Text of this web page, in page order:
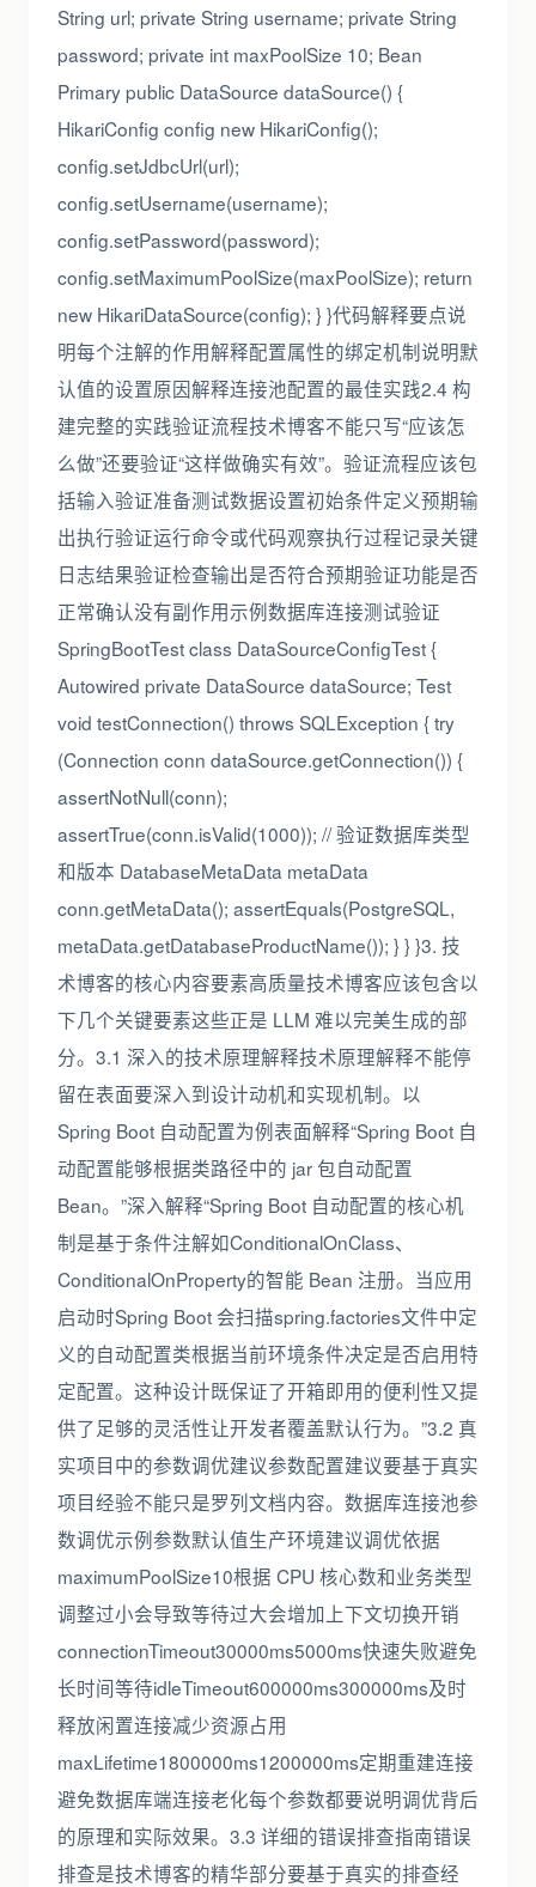
String url; private String username; private String
password; private int maxPoolSize 10; Bean
Primary public DataSource dataSource() {
HikariConfig config new HikariConfig();
config.setJdbcUrl(url);
config.setUsername(username);
config.setPassword(password);
config.setMaximumPoolSize(maxPoolSize); return
new HikariDataSource(config); } }代码解释要点说
明每个注解的作用解释配置属性的绑定机制说明默
认值的设置原因解释连接池配置的最佳实践2.4 构
建完整的实践验证流程技术博客不能只写“应该怎
么做”还要验证“这样做确实有效”。验证流程应该包
括输入验证准备测试数据设置初始条件定义预期输
出执行验证运行命令或代码观察执行过程记录关键
日志结果验证检查输出是否符合预期验证功能是否
正常确认没有副作用示例数据库连接测试验证
SpringBootTest class DataSourceConfigTest {
Autowired private DataSource dataSource; Test
void testConnection() throws SQLException { try
(Connection conn dataSource.getConnection()) {
assertNotNull(conn);
assertTrue(conn.isValid(1000)); // 验证数据库类型
和版本 DatabaseMetaData metaData
conn.getMetaData(); assertEquals(PostgreSQL,
metaData.getDatabaseProductName()); } } }3. 技
术博客的核心内容要素高质量技术博客应该包含以
下几个关键要素这些正是 LLM 难以完美生成的部
分。3.1 深入的技术原理解释技术原理解释不能停
留在表面要深入到设计动机和实现机制。以
Spring Boot 自动配置为例表面解释“Spring Boot 自
动配置能够根据类路径中的 jar 包自动配置
Bean。”深入解释“Spring Boot 自动配置的核心机
制是基于条件注解如ConditionalOnClass、
ConditionalOnProperty的智能 Bean 注册。当应用
启动时Spring Boot 会扫描spring.factories文件中定
义的自动配置类根据当前环境条件决定是否启用特
定配置。这种设计既保证了开箱即用的便利性又提
供了足够的灵活性让开发者覆盖默认行为。”3.2 真
实项目中的参数调优建议参数配置建议要基于真实
项目经验不能只是罗列文档内容。数据库连接池参
数调优示例参数默认值生产环境建议调优依据
maximumPoolSize10根据 CPU 核心数和业务类型
调整过小会导致等待过大会增加上下文切换开销
connectionTimeout30000ms5000ms快速失败避免
长时间等待idleTimeout600000ms300000ms及时
释放闲置连接减少资源占用
maxLifetime1800000ms1200000ms定期重建连接
避免数据库端连接老化每个参数都要说明调优背后
的原理和实际效果。3.3 详细的错误排查指南错误
排查是技术博客的精华部分要基于真实的排查经